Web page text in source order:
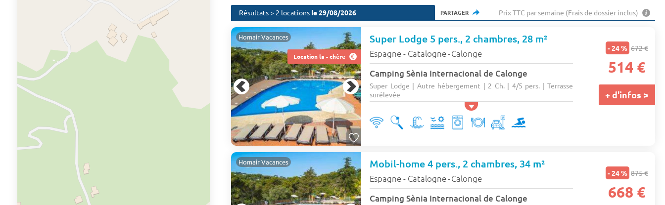
Résultats > 2 locations le 29/08/2026 PARTAGER Prix TTC par semaine (Frais de dossier inclus)
Location la - chère
Homair Vacances Super Lodge 5 pers., 2 chambres, 28 m²
Espagne - Catalogne- Calonge
Camping Sènia Internacional de Calonge
Super Lodge | Autre hébergement | 2 Ch. | 4/5 pers. | Terrasse
surélevée
- 24 % 672 €
514 €
+ d'infos >
Homair Vacances Mobil-home 4 pers., 2 chambres, 34 m²
Espagne - Catalogne- Calonge
Camping Sènia Internacional de Calonge
- 24 % 875 €
668 €